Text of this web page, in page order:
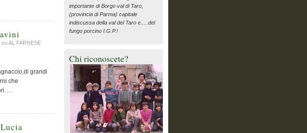
su AL FARNESE
grandi
che
importante di Borgo val di Taro,
(provincia di Parma) capitale
indiscussa della val del Taro e.....del
fungo porcino I.G.P.!
Chi riconoscete?